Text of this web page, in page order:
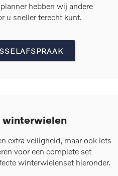
hebben wij andere
u sneller terecht kunt.
winterwielen
extra veiligheid, maar ook iets
voor een complete set
winterwielenset hieronder.